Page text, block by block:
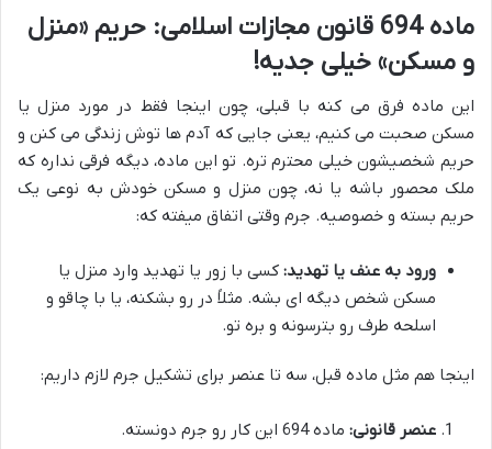
ماده 694 قانون مجازات اسلامی: حریم «منزل
و مسکن» خیلی جدیه!
این ماده فرق می کنه با قبلی، چون اینجا فقط در مورد منزل یا
مسکن صحبت می کنیم، یعنی جایی که آدم ها توش زندگی می کنن و
حریم شخصیشون خیلی محترم تره. تو این ماده، دیگه فرقی نداره که
ملک محصور باشه یا نه، چون منزل و مسکن خودش به نوعی یک
حریم بسته و خصوصیه. جرم وقتی اتفاق میفته که:
ورود به عنف یا تهدید: کسی با زور یا تهدید وارد منزل یا
مسکن شخص دیگه ای بشه. مثلاً در رو بشکنه، یا با چاقو و
اسلحه طرف رو بترسونه و بره تو.
اینجا هم مثل ماده قبل، سه تا عنصر برای تشکیل جرم لازم داریم:
عنصر قانونی: ماده 694 این کار رو جرم دونسته.